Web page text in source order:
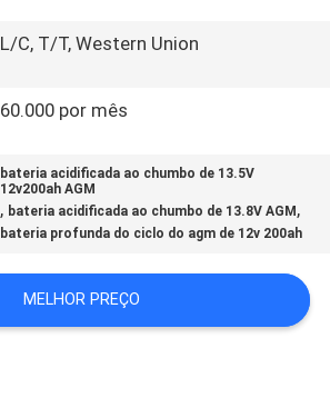
L/C, T/T, Western Union
60.000 por mês
bateria acidificada ao chumbo de 13.5V
12v200ah AGM
, bateria acidificada ao chumbo de 13.8V AGM ,
bateria profunda do ciclo do agm de 12v 200ah
MELHOR PREÇO